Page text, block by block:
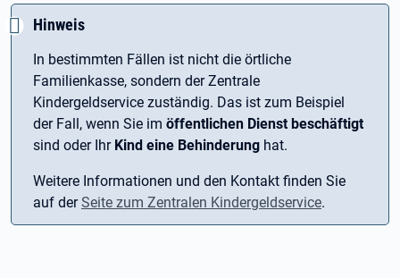
Hinweis
In bestimmten Fällen ist nicht die örtliche
Familienkasse, sondern der Zentrale
Kindergeldservice zuständig. Das ist zum Beispiel
der Fall, wenn Sie im öffentlichen Dienst beschäftigt
sind oder Ihr Kind eine Behinderung hat.
Weitere Informationen und den Kontakt finden Sie
auf derSeite zum Zentralen Kindergeldservice.